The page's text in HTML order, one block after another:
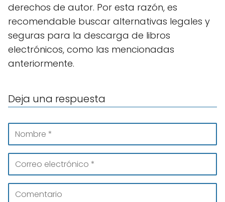
derechos de autor. Por esta razón, es
recomendable buscar alternativas legales y
seguras para la descarga de libros
electrónicos, como las mencionadas
anteriormente.
Deja una respuesta